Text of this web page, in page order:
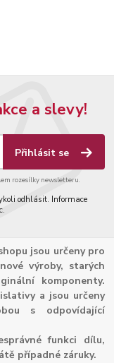
a slevy!
Přihlásit se
rozesílky newsletteru.
odhlásit. Informace
jsou určeny pro
výroby, starých
komponenty.
a jsou určeny
s odpovídající
funkci dílu,
případné záruky.